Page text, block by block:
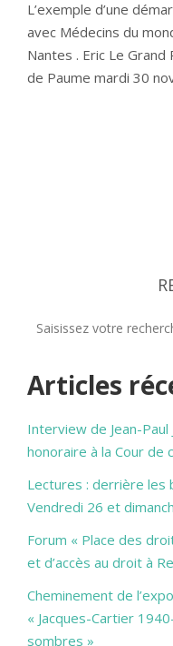
L’exemple d’une
avec Médecins du
Nantes . Eric Le Grand
de Paume mardi 30
Articles
Interview de Jean-
honoraire à la Cour de
Lectures : derrière les
Vendredi 26 et
Forum « Place des
et d’accès au droit à
Cheminement de
« Jacques-Cartier
sombres »